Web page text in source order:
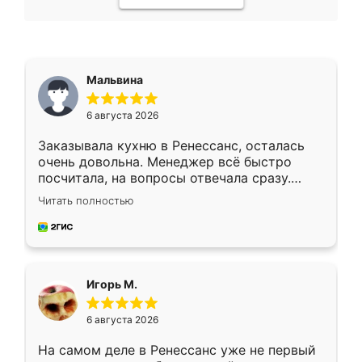
Мальвина
6 августа 2026
Заказывала кухню в Ренессанс, осталась
очень довольна. Менеджер всё быстро
посчитала, на вопросы отвечала сразу.
Замерщик приехал в субботу, подошёл к
делу со всей ответственностью. Собрали
за день, ребята работали аккуратно, даже
Читать полностью
Игорь М.
6 августа 2026
На самом деле в Ренессанс уже не первый